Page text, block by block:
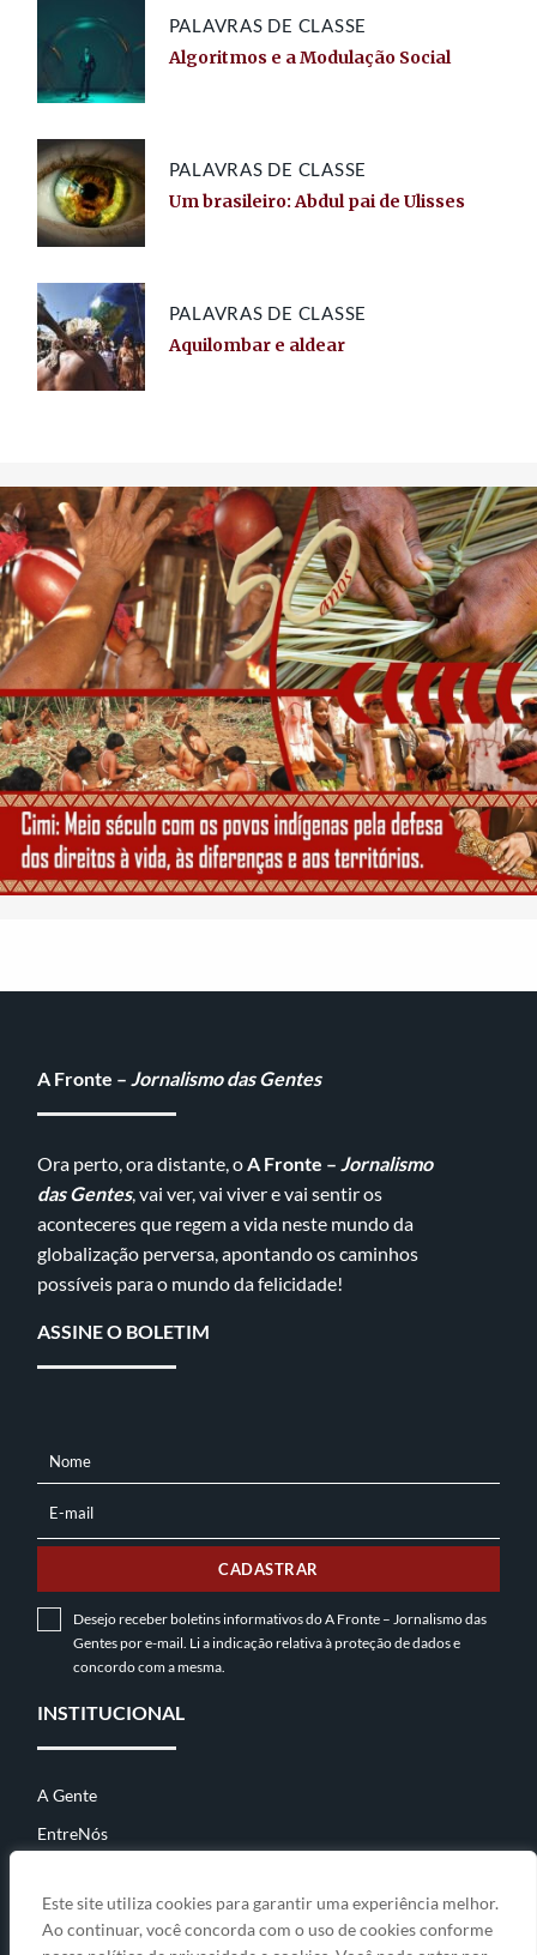
Este site utiliza cookies para garantir uma experiência melhor.
Ao continuar, você concorda com o uso de cookies conforme
PALAVRAS DE CLASSE
Algoritmos e a Modulação Social
PALAVRAS DE CLASSE
Um brasileiro: Abdul pai de Ulisses
PALAVRAS DE CLASSE
Aquilombar e aldear
A Fronte – Jornalismo das Gentes
Ora perto, ora distante, oA Fronte – Jornalismo
das Gentes, vai ver, vai viver e vai sentir os
aconteceres que regem a vida neste mundo da
globalização perversa, apontando os caminhos
possíveis para o mundo da felicidade!
ASSINE O BOLETIM
NOME
Nome
MAIL
E-mail
CADASTRAR
Desejo receber boletins informativos do A Fronte – Jornalismo das
Gentes por e-mail. Li a indicação relativa àproteção de dadose
concordo com a mesma.
INSTITUCIONAL
A Gente
EntreNós